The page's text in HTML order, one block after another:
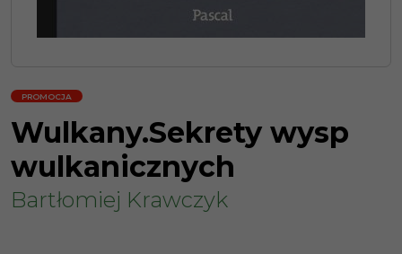
PROMOCJA
Wulkany.Sekrety wysp
wulkanicznych
Bartłomiej Krawczyk